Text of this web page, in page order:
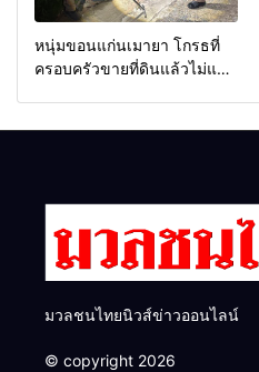
หนุ่มขอนแก่นเมายา โกรธที่
ครอบครัวขายที่ดินแล้วไม่แบ่ง
มวลชนไทยนิวส์ข่าวออนไลน์
© copyright 2026